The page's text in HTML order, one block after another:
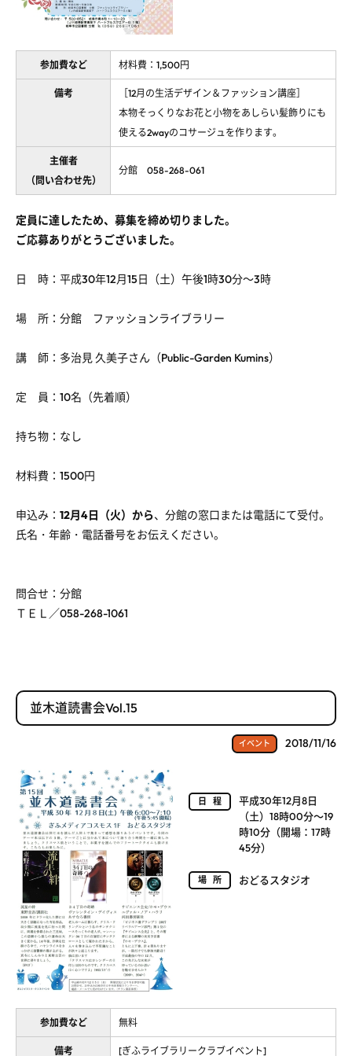
参加費など 材料費：1,500円
備考
［12月の生活デザイン＆ファッション講座］
本物そっくりなお花と小物をあしらい髪飾りにも
使える2wayのコサージュを作ります。
主催者
（問い合わせ先）
分館 058-268-061
定員に達したため、募集を締め切りました。
ご応募ありがとうございました。
日 時：平成30年12月15日（土）午後1時30分～3時
場 所：分館 ファッションライブラリー
講 師：多治見 久美子さん（Public-Garden Kumins）
定 員：10名（先着順）
持ち物：なし
材料費：1500円
申込み： 12月4日（火）から、分館の窓口または電話にて受付。
氏名・年齢・電話番号をお伝えください。
問合せ：分館
ＴＥＬ／058-268-1061
並木道読書会Vol.15
イベント 2018/11/16
日程
平成30年12月8日
（土）18時00分～19
時10分（開場：17時
45分）
場所 おどるスタジオ
参加費など 無料
備考
[ぎふライブラリークラブイベント]